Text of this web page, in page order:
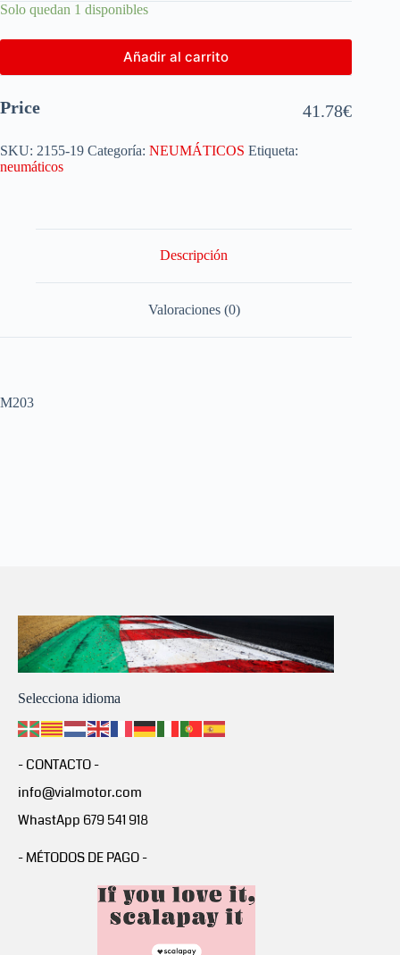
Solo quedan 1 disponibles
Añadir al carrito
Price 41.78€
SKU: 2155-19 Categoría: NEUMÁTICOS Etiqueta:
neumáticos
Descripción
Valoraciones (0)
M203
Selecciona idioma
- CONTACTO -
info@vialmotor.com
WhastApp 679 541 918
- MÉTODOS DE PAGO -